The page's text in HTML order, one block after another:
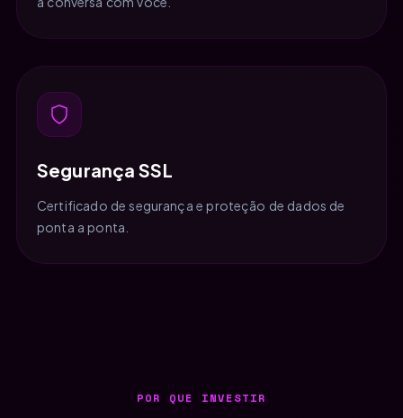
Segurança SSL
Certificado de segurança e proteção de dados de
ponta a ponta.
POR QUE INVESTIR